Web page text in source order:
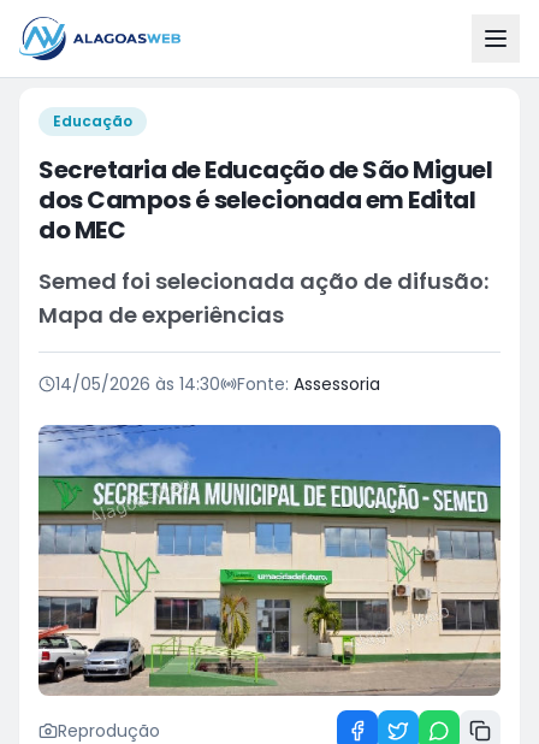
Educação
Secretaria de Educação de São Miguel
dos Campos é selecionada em Edital
do MEC
Semed foi selecionada ação de difusão:
Mapa de experiências
14/05/2026 às 14:30 Fonte: Assessoria
Reprodução